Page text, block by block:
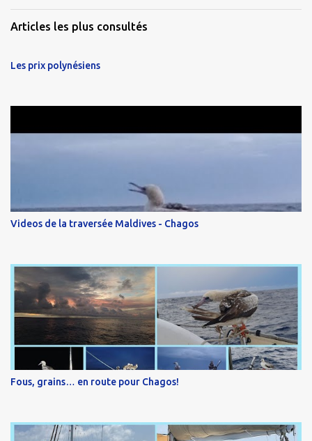
Articles les plus consultés
Les prix polynésiens
Videos de la traversée Maldives - Chagos
Fous, grains… en route pour Chagos!